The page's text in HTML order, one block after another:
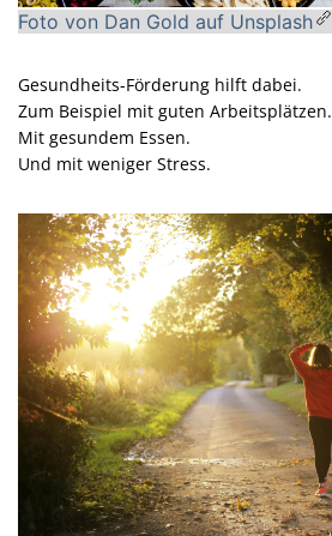
Foto von Dan Gold auf Unsplash
Gesundheits-Förderung hilft dabei.
Zum Beispiel mit guten Arbeitsplätzen.
Mit gesundem Essen.
Und mit weniger Stress.